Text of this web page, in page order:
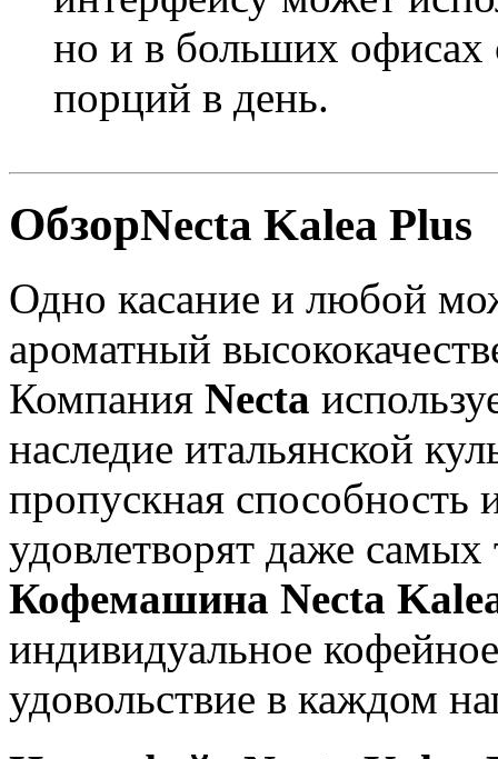
но и в больших офисах
порций в день.
ОбзорNecta Kalea Plus
Одно касание и любой
ароматный
Компания Necta
наследие итальянской
пропускная способность
удовлетворят даже самых
Кофемашина Necta
индивидуальное
удовольствие в каждом